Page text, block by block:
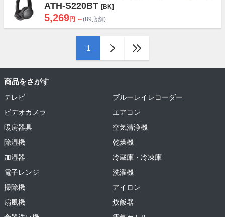
ATH-S220BT [BK]
5,269円 ～(89店舗)
1
商品をさがす
テレビ
ブルーレイレコーダー
ビデオカメラ
エアコン
暖房器具
空気清浄機
除湿機
乾燥機
加湿器
冷蔵庫・冷凍庫
電子レンジ
洗濯機
掃除機
アイロン
扇風機
炊飯器